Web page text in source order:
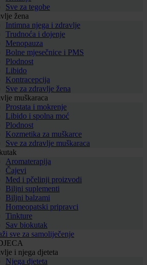
Sve za tegobe
žena
Intimna njega i zdravlje
Trudnoća i dojenje
Menopauza
Bolne mjesečnice i PMS
Plodnost
Libido
Kontracepcija
Sve za zdravlje žena
muškaraca
Prostata i mokrenje
Libido i spolna moć
Plodnost
Kozmetika za muškarce
Sve za zdravlje muškaraca
Aromaterapija
Čajevi
Med i pčelinji proizvodi
Biljni suplementi
Biljni balzami
Homeopatski pripravci
Tinkture
Sav biokutak
sve za samoliječenje
i njega djeteta
Njega djeteta